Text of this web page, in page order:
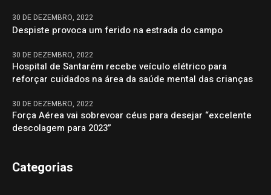
30 DE DEZEMBRO, 2022
Despiste provoca um ferido na estrada do campo
30 DE DEZEMBRO, 2022
Hospital de Santarém recebe veículo elétrico para
reforçar cuidados na área da saúde mental das crianças
30 DE DEZEMBRO, 2022
Força Aérea vai sobrevoar céus para desejar “excelente
descolagem para 2023”
Categorias